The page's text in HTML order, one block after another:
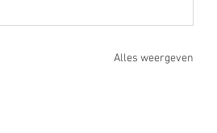
Alles weergeven